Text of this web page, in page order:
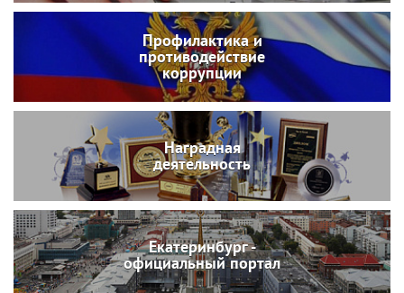
Профилактика и
противодействие
коррупции
Наградная
деятельность
Екатеринбург -
официальный портал